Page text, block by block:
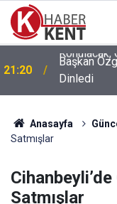
21:20
Başkan
Dinledi
Anasayfa
Satmışlar
Satmışlar